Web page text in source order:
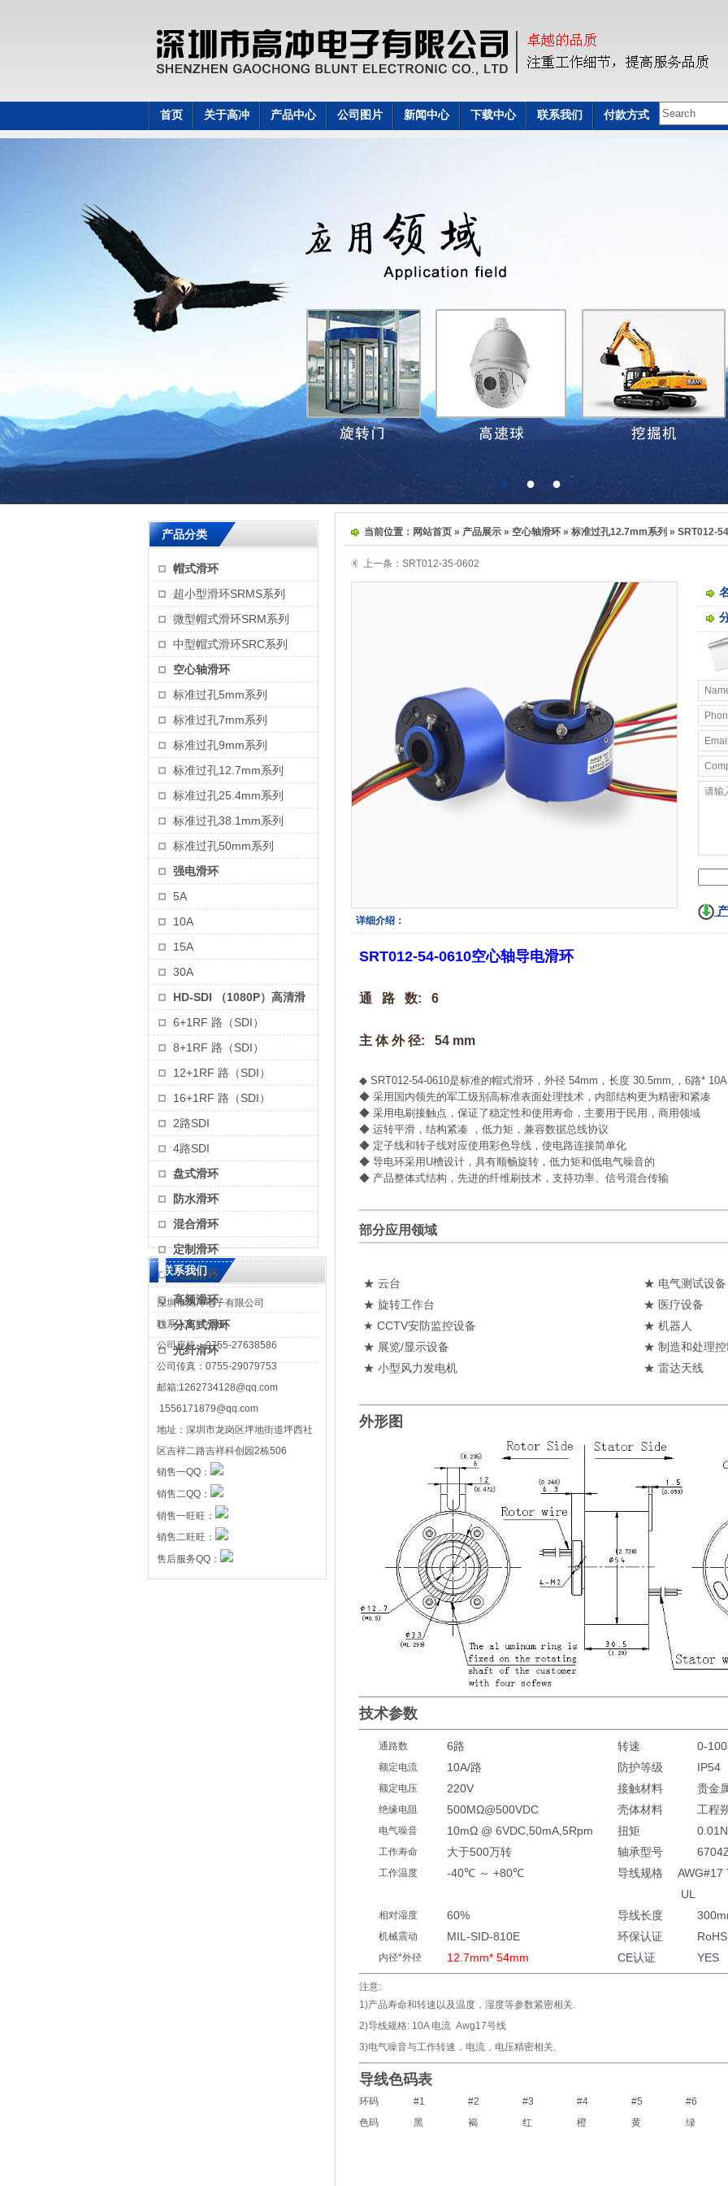
首页 关于高冲 产品中心 公司图片 新闻中心 下载中心 联系我们 付款方式
● ● ●
产品分类
帽式滑环
超小型滑环SRMS系列
微型帽式滑环SRM系列
中型帽式滑环SRC系列
空心轴滑环
标准过孔5mm系列
标准过孔7mm系列
标准过孔9mm系列
标准过孔12.7mm系列
标准过孔25.4mm系列
标准过孔38.1mm系列
标准过孔50mm系列
强电滑环
5A
10A
15A
30A
HD-SDI （1080P）高清滑
6+1RF 路（SDI）
8+1RF 路（SDI）
12+1RF 路（SDI）
16+1RF 路（SDI）
2路SDI
4路SDI
盘式滑环
防水滑环
混合滑环
定制滑环
天线滑环
高频滑环
分离式滑环
光纤滑环
联系我们
深圳市高冲电子有限公司
联系人：邱小姐
公司座机：0755-27638586
公司传真：0755-29079753
邮箱:1262734128@qq.com
1556171879@qq.com
地址：深圳市龙岗区坪地街道坪西社
区吉祥二路吉祥科创园2栋506
销售一QQ：
销售二QQ：
销售一旺旺：
销售二旺旺：
售后服务QQ：
当前位置： 网站首页 » 产品展示 » 空心轴滑环 » 标准过孔12.7mm系列 » SRT012-
上一条： SRT012-35-0602
详细介绍：
SRT012-54-0610空心轴导电滑环
通 路 数: 6
主 体 外 径: 54 mm
◆ SRT012-54-0610是标准的帽式滑环，外径 54mm，长度 30.5mm,，6路* 10A
◆ 采用国内领先的军工级别高标准表面处理技术，内部结构更为精密和紧凑
◆ 采用电刷接触点，保证了稳定性和使用寿命，主要用于民用，商用领域
◆ 运转平滑，结构紧凑 ，低力矩，兼容数据总线协议
◆ 定子线和转子线对应使用彩色导线，使电路连接简单化
◆ 导电环采用U槽设计，具有顺畅旋转，低力矩和低电气噪音的
◆ 产品整体式结构，先进的纤维刷技术，支持功率、信号混合传输
部分应用领域
★ 云台
★ 电气测试设备
★ 旋转工作台
★ 医疗设备
★ CCTV安防监控设备
★ 机器人
★ 展览/显示设备
★ 制造和处理控
★ 小型风力发电机
★ 雷达天线
外形图
技术参数
通路数 6路 转速 0-
额定电流 10A/路 防护等级 IP54
额定电压 220V 接触材料 贵金
绝缘电阻 500MΩ@500VDC 壳体材料 工程
电气噪音 10mΩ @ 6VDC,50mA,5Rpm 扭矩
工作寿命 大于500万转 轴承型号
工作温度 -40℃ ～ +80℃ 导线规格
AWG#17
UL
相对湿度 60% 导线长度
机械震动 MIL-SID-810E 环保认证
内径*外径 12.7mm* 54mm CE认证 YES
注意:
1)产品寿命和转速以及温度，湿度等参数紧密相关.
2)导线规格: 10A 电流 Awg17号线
3)电气噪音与工作转速，电流，电压精密相关.
导线色码表
环码 #1 #2 #3 #4 #5
#6
色码
黑 褐 红 橙 黄 绿